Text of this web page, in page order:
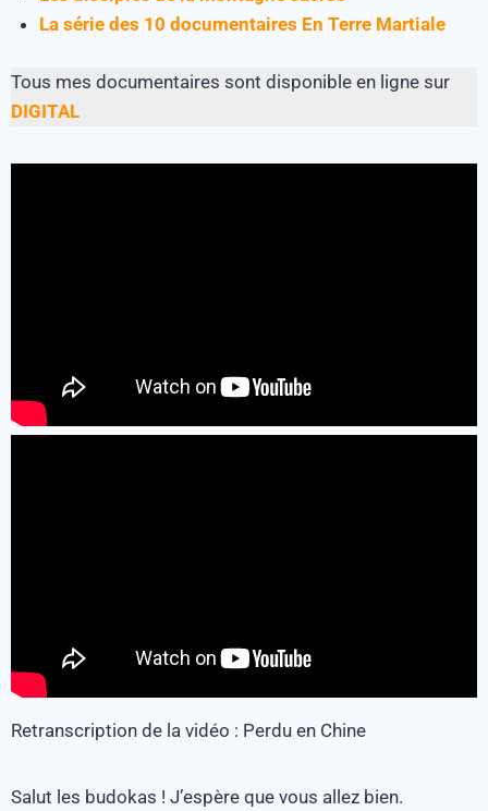
La série des 10 documentaires En Terre Martiale
Tous mes documentaires sont disponible en ligne sur
DIGITAL
Retranscription de la vidéo : Perdu en Chine
Salut les budokas ! J’espère que vous allez bien.